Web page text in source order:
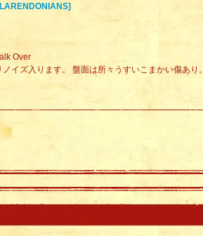
Over
イズ入ります。 盤面は所々うすいこまかい傷あり。